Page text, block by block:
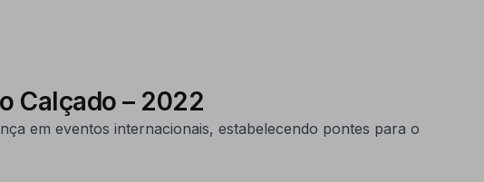
Calçado – 2022
em eventos internacionais, estabelecendo pontes para o